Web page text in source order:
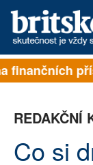
PŘIHLÁSIT
na
REDAKČNÍ
Co si